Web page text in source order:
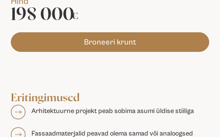
198 000€
Broneeri krunt
Eritingimused
Arhitektuurne projekt peab sobima asumi üldise stiiliga
Fassaadmaterjalid peavad olema samad või analoogsed